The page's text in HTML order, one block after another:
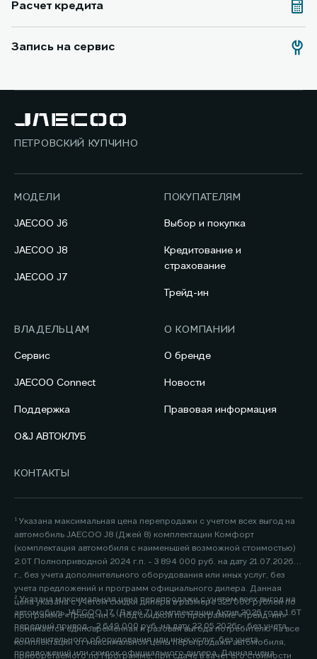
Расчет кредита
Запись на сервис
ПЕТРОВСКИЙ КУПЧИНО
МОДЕЛИ
JAECOO J6
JAECOO J8
JAECOO J7
ПОКУПАТЕЛЯМ
Выбор и покупка
Кредитование и
страхование
Трейд-ин
ВЛАДЕЛЬЦАМ
Сервис
JAECOO Connect
Поддержка
O&J АВТОКЛУБ
О КОМПАНИИ
О бренде
Новости
Правовая информация
КОНТАКТЫ
¹ Указана максимальная цена перепродажи с учетом всех выгод на
автомобиль JAECOO J8 (Джей 8) комплектации Комфорт
(комплектация автомобиля с наименьшей возможной стоимостью)
2.0Т Полноприводной 2024 г.п. - 3 894 000 руб. на дату 21.07.2026
г., без учета дополнительного оборудования или иных услуг, без
учета предложений и программ официального дилера. Данная
цена указана с учетом скидки дилера в размере 325 000 рублей по
программе «Трейд-ин ». Под скидкой по программе «Трейд-ин»
понимается единовременная и разовая выгода потребителю на все
комплектации от максимальной цены перепродажи автомобиля,
приобретаемого по Программе, при сдаче в зачёт его стоимости
² Указана максимальная цена перепродажи с учетом всех выгод на
автомобиль JAECOO J7 (Джей 7) комплектации Актив 2026 года 1.6Т
передний привод - 2 649 000 руб. на дату 22.05.2026г., без учета
дополнительного оборудования или иных услуг, без учета
предложений или скидок официального дилера. Данная цена